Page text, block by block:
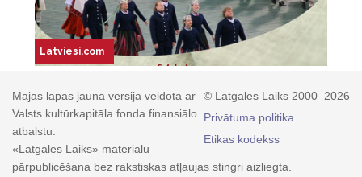
© Latgales Laiks 2000–2026
Privātuma politika
Ētikas kodekss
Mājas lapas jaunā versija veidota ar
Valsts kultūrkapitāla fonda finansiālo
atbalstu.
«Latgales Laiks» materiālu
pārpublicēšana bez rakstiskas atļaujas stingri aizliegta.